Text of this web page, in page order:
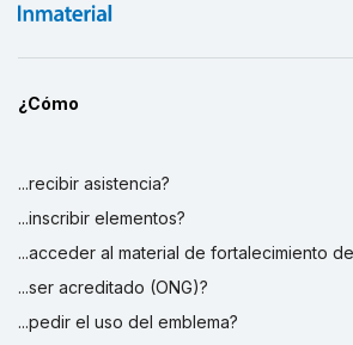
¿Cómo
...recibir asistencia?
...inscribir elementos?
...acceder al material de fortalecimiento
...ser acreditado (ONG)?
...pedir el uso del emblema?